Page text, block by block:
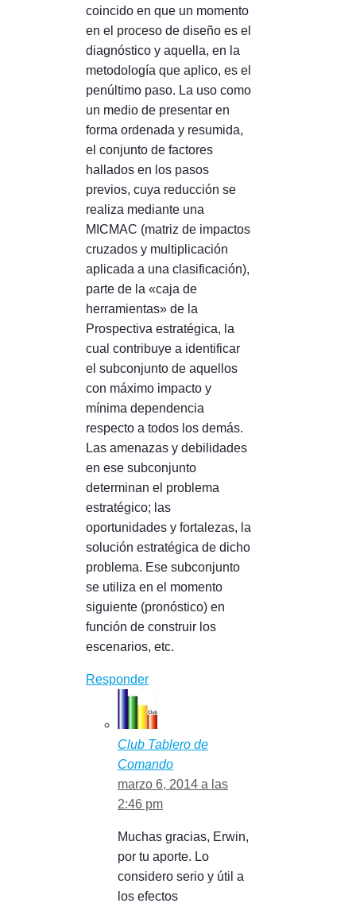
coincido en que un momento
en el proceso de diseño es el
diagnóstico y aquella, en la
metodología que aplico, es el
penúltimo paso. La uso como
un medio de presentar en
forma ordenada y resumida,
el conjunto de factores
hallados en los pasos
previos, cuya reducción se
realiza mediante una
MICMAC (matriz de impactos
cruzados y multiplicación
aplicada a una clasificación),
parte de la «caja de
herramientas» de la
Prospectiva estratégica, la
cual contribuye a identificar
el subconjunto de aquellos
con máximo impacto y
mínima dependencia
respecto a todos los demás.
Las amenazas y debilidades
en ese subconjunto
determinan el problema
estratégico; las
oportunidades y fortalezas, la
solución estratégica de dicho
problema. Ese subconjunto
se utiliza en el momento
siguiente (pronóstico) en
función de construir los
escenarios, etc.
Responder
Club Tablero de
Comando
marzo 6, 2014 a las
2:46 pm
Muchas gracias, Erwin,
por tu aporte. Lo
considero serio y útil a
los efectos